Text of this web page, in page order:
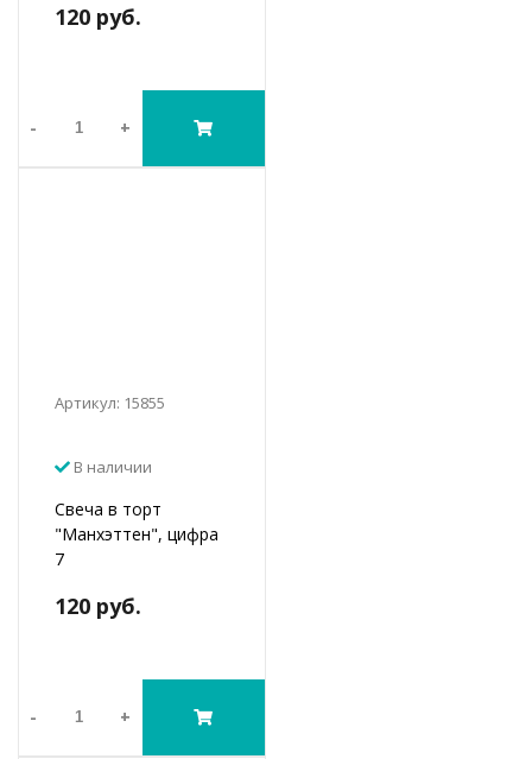
120 руб.
- +
Артикул: 15855
В наличии
Свеча в торт
"Манхэттен", цифра
7
120 руб.
- +